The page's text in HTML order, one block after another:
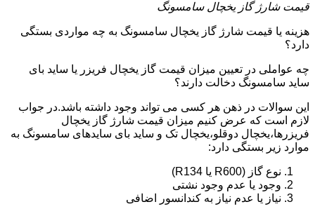
قیمت شارژ گاز یخچال سامسونگ
هزینه یا قیمت شارژ گاز یخچال سامسونگ به چه مواردی بستگی
دارد؟
چه عواملی در تعیین میزان قیمت گاز یخچال فریزر یا ساید بای
ساید سامسونگ دخالت دارند؟
این سوالات در ذهن هر کسی می تواند وجود داشته باشد.در جواب
لازم است که عرض کنیم میزان قیمت شارژ گاز یخچال
فریزرها،یخچال دوقلو،یخچال تک و ساید بای سایدهای سامسونگ به
موارد زیر بستگی دارد:
نوع گاز (R600 یا R134)
وجود یا عدم وجود نشتی
نیاز یا عدم نیاز به کندانسور اضافی